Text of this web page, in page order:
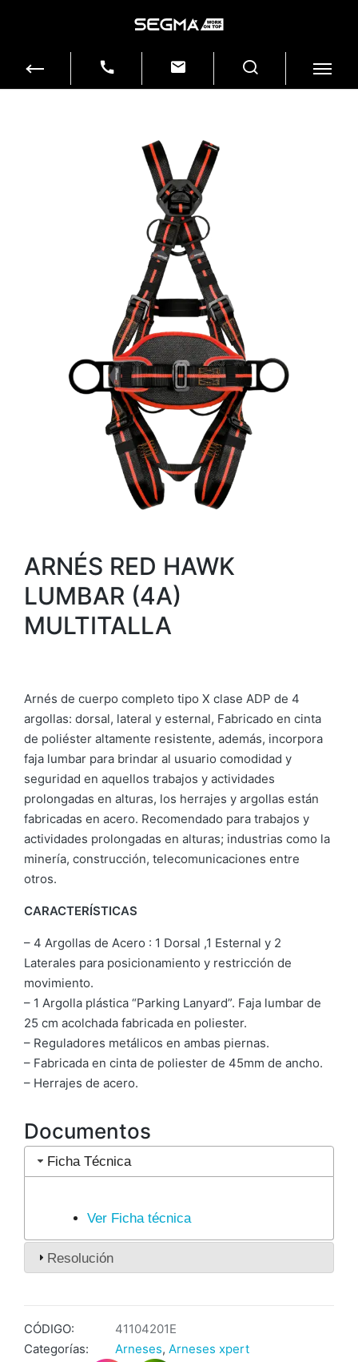
ARNÉS RED HAWK
LUMBAR (4A)
MULTITALLA
Arnés de cuerpo completo tipo X clase ADP de 4
argollas: dorsal, lateral y esternal, Fabricado en cinta
de poliéster altamente resistente, además, incorpora
faja lumbar para brindar al usuario comodidad y
seguridad en aquellos trabajos y actividades
prolongadas en alturas, los herrajes y argollas están
fabricadas en acero. Recomendado para trabajos y
actividades prolongadas en alturas; industrias como la
minería, construcción, telecomunicaciones entre
otros.
CARACTERÍSTICAS
– 4 Argollas de Acero : 1 Dorsal ,1 Esternal y 2
Laterales para posicionamiento y restricción de
movimiento.
– 1 Argolla plástica “Parking Lanyard”. Faja lumbar de
25 cm acolchada fabricada en poliester.
– Reguladores metálicos en ambas piernas.
– Fabricada en cinta de poliester de 45mm de ancho.
– Herrajes de acero.
Documentos
Ficha Técnica
Ver Ficha técnica
Resolución
CÓDIGO:
41104201E
Categorías:
Arneses, Arneses xpert